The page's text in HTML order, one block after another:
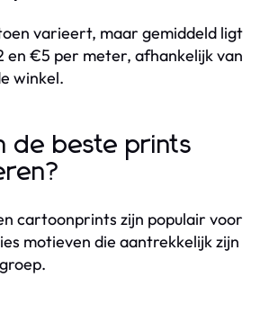
varieert, maar gemiddeld ligt
en €5 per meter, afhankelijk van
winkel.
de beste prints
cartoonprints zijn populair voor
motieven die aantrekkelijk zijn